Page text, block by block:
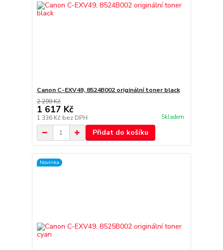
Canon C-EXV49, 8524B002 originální toner black
2 299 Kč
1 617 Kč
1 336 Kč bez DPH Skladem
Přidat do košíku
Novinka